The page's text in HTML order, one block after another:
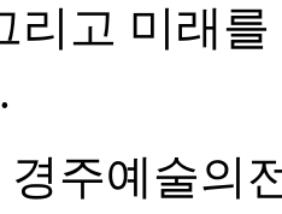
리고 미래
경주예술의